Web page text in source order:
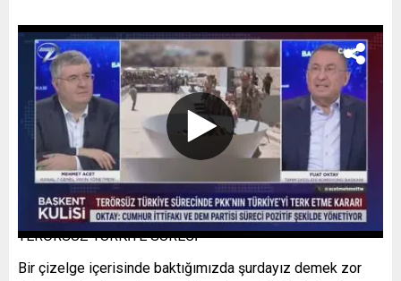
TERÖRSÜZ TÜRKİYE SÜRECİ
Bir çizelge içerisinde baktığımızda şurdayız demek zor